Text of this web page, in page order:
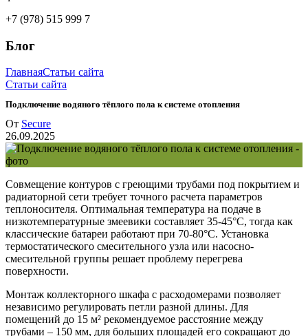
+7 (978) 515 999 7
Блог
ГлавнаяСтатьи сайта
Статьи сайта
Подключение водяного тёплого пола к системе отопления
От Secure
26.09.2025
Совмещение контуров с греющими трубами под покрытием и
радиаторной сети требует точного расчета параметров
теплоносителя. Оптимальная температура на подаче в
низкотемпературные змеевики составляет 35-45°C, тогда как
классические батареи работают при 70-80°C. Установка
термостатического смесительного узла или насосно-
смесительной группы решает проблему перегрева
поверхности.
Монтаж коллекторного шкафа с расходомерами позволяет
независимо регулировать петли разной длины. Для
помещений до 15 м² рекомендуемое расстояние между
трубами – 150 мм, для больших площадей его сокращают до